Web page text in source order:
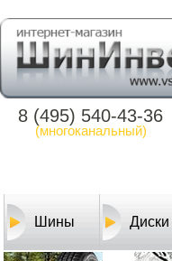
8 (495) 540-43-36
(многоканальный)
Шины Диски